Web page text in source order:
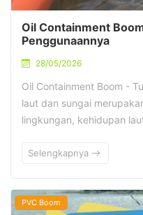
Oil Containment
Penggunaannya
28/05/2026
Oil Containment Boom -
laut dan sungai
lingkungan, kehidupan
Selengkapnya
PVC Boom